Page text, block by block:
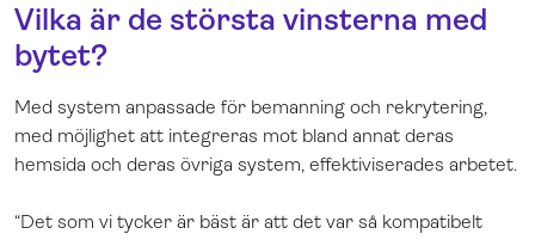
Vilka är de största vinsterna med
bytet?
Med system anpassade för bemanning och rekrytering,
med möjlighet att integreras mot bland annat deras
hemsida och deras övriga system, effektiviserades arbetet.
“Det som vi tycker är bäst är att det var så kompatibelt